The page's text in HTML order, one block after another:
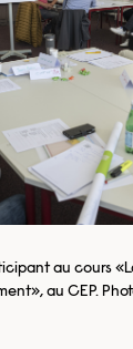
au cours
au CEP.